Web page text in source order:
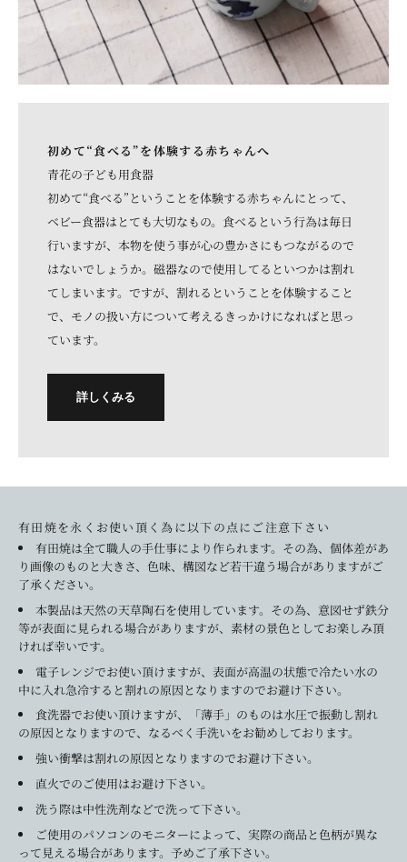
初めて“食べる”を体験する赤ちゃんへ
青花の子ども用食器
初めて“食べる”ということを体験する赤ちゃんにとって、
ベビー食器はとても大切なもの。食べるという行為は毎日
行いますが、本物を使う事が心の豊かさにもつながるので
はないでしょうか。磁器なので使用してるといつかは割れ
てしまいます。ですが、割れるということを体験すること
で、モノの扱い方について考えるきっかけになればと思っ
ています。
詳しくみる
有田焼を永くお使い頂く為に以下の点にご注意下さい
有田焼は全て職人の手仕事により作られます。その為、個体差があ
り画像のものと大きさ、色味、構図など若干違う場合がありますがご
了承ください。
本製品は天然の天草陶石を使用しています。その為、意図せず鉄分
等が表面に見られる場合がありますが、素材の景色としてお楽しみ頂
ければ幸いです。
電子レンジでお使い頂けますが、表面が高温の状態で冷たい水の
中に入れ急冷すると割れの原因となりますのでお避け下さい。
食洗器でお使い頂けますが、「薄手」のものは水圧で振動し割れ
の原因となりますので、なるべく手洗いをお勧めしております。
強い衝撃は割れの原因となりますのでお避け下さい。
直火でのご使用はお避け下さい。
洗う際は中性洗剤などで洗って下さい。
ご使用のパソコンのモニターによって、実際の商品と色柄が異な
って見える場合があります。予めご了承下さい。